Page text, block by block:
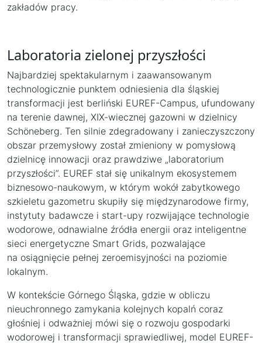
zakładów pracy.
Laboratoria zielonej przyszłości
Najbardziej spektakularnym i zaawansowanym
technologicznie punktem odniesienia dla śląskiej
transformacji jest berliński EUREF-Campus, ufundowany
na terenie dawnej, XIX-wiecznej gazowni w dzielnicy
Schöneberg. Ten silnie zdegradowany i zanieczyszczony
obszar przemysłowy został zmieniony w pomysłową
dzielnicę innowacji oraz prawdziwe „laboratorium
przyszłości”. EUREF stał się unikalnym ekosystemem
biznesowo-naukowym, w którym wokół zabytkowego
szkieletu gazometru skupiły się międzynarodowe firmy,
instytuty badawcze i start-upy rozwijające technologie
wodorowe, odnawialne źródła energii oraz inteligentne
sieci energetyczne Smart Grids, pozwalające
na osiągnięcie pełnej zeroemisyjności na poziomie
lokalnym.
W kontekście Górnego Śląska, gdzie w obliczu
nieuchronnego zamykania kolejnych kopalń coraz
głośniej i odważniej mówi się o rozwoju gospodarki
wodorowej i transformacji sprawiedliwej, model EUREF-